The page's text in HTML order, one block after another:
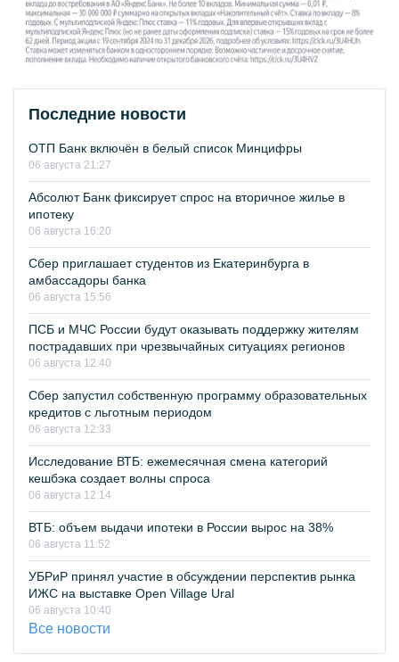
Последние новости
ОТП Банк включён в белый список Минцифры
06 августа 21:27
Абсолют Банк фиксирует спрос на вторичное жилье в
ипотеку
06 августа 16:20
Сбер приглашает студентов из Екатеринбурга в
амбассадоры банка
06 августа 15:56
ПСБ и МЧС России будут оказывать поддержку жителям
пострадавших при чрезвычайных ситуациях регионов
06 августа 12:40
Сбер запустил собственную программу образовательных
кредитов с льготным периодом
06 августа 12:33
Исследование ВТБ: ежемесячная смена категорий
кешбэка создает волны спроса
06 августа 12:14
ВТБ: объем выдачи ипотеки в России вырос на 38%
06 августа 11:52
УБРиР принял участие в обсуждении перспектив рынка
ИЖС на выставке Open Village Ural
06 августа 10:40
Все новости